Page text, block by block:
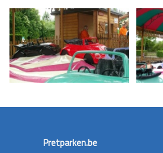
Pretparken.be